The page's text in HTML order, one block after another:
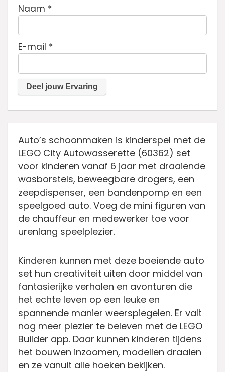
Naam *
E-mail *
Auto’s schoonmaken is kinderspel met de
LEGO City Autowasserette (60362) set
voor kinderen vanaf 6 jaar met draaiende
wasborstels, beweegbare drogers, een
zeepdispenser, een bandenpomp en een
speelgoed auto. Voeg de mini figuren van
de chauffeur en medewerker toe voor
urenlang speelplezier.
Kinderen kunnen met deze boeiende auto
set hun creativiteit uiten door middel van
fantasierijke verhalen en avonturen die
het echte leven op een leuke en
spannende manier weerspiegelen. Er valt
nog meer plezier te beleven met de LEGO
Builder app. Daar kunnen kinderen tijdens
het bouwen inzoomen, modellen draaien
en ze vanuit alle hoeken bekijken.